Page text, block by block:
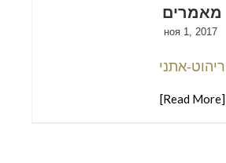
מאמרים
ноя 1, 2017
ריהוט-אתני
[Read More]